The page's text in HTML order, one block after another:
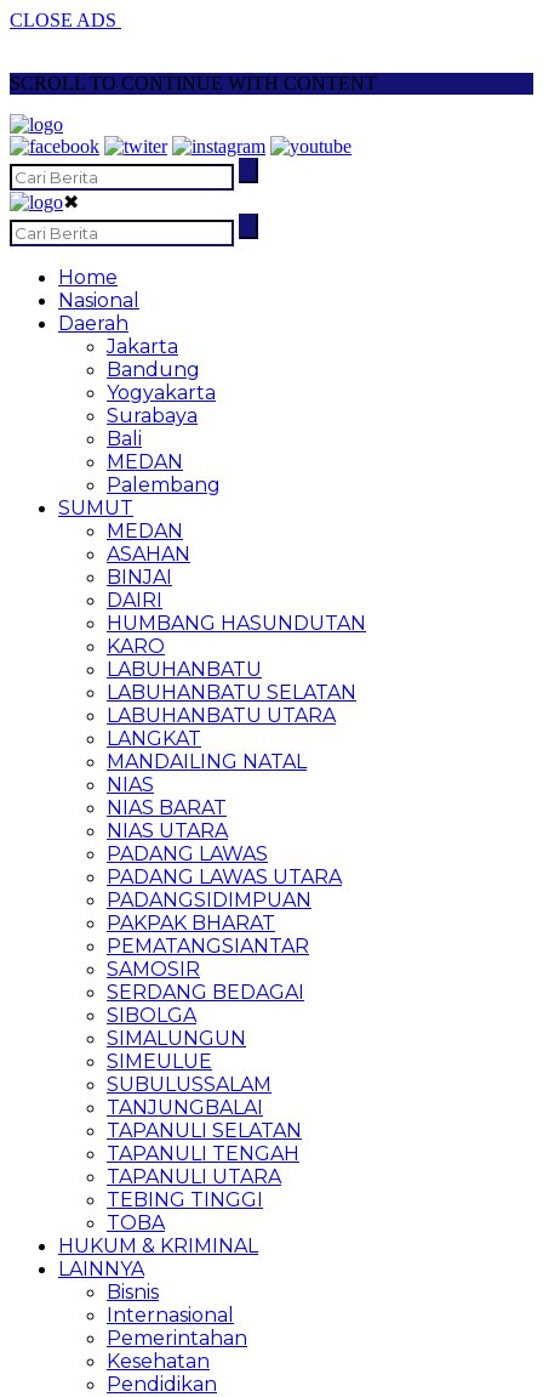
CLOSE ADS
SCROLL TO CONTINUE WITH CONTENT
✖
Home
Nasional
Daerah
Jakarta
Bandung
Yogyakarta
Surabaya
Bali
MEDAN
Palembang
SUMUT
MEDAN
ASAHAN
BINJAI
DAIRI
HUMBANG HASUNDUTAN
KARO
LABUHANBATU
LABUHANBATU SELATAN
LABUHANBATU UTARA
LANGKAT
MANDAILING NATAL
NIAS
NIAS BARAT
NIAS UTARA
PADANG LAWAS
PADANG LAWAS UTARA
PADANGSIDIMPUAN
PAKPAK BHARAT
PEMATANGSIANTAR
SAMOSIR
SERDANG BEDAGAI
SIBOLGA
SIMALUNGUN
SIMEULUE
SUBULUSSALAM
TANJUNGBALAI
TAPANULI SELATAN
TAPANULI TENGAH
TAPANULI UTARA
TEBING TINGGI
TOBA
HUKUM & KRIMINAL
LAINNYA
Bisnis
Internasional
Pemerintahan
Kesehatan
Pendidikan